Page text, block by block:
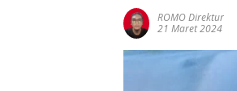
ROMO Direktur
21 Maret 2024